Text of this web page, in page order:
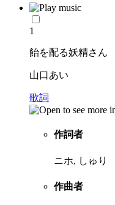
1
飴を配る妖精さん
山口あい
歌詞
作詞者
ニホ, しゅり
作曲者